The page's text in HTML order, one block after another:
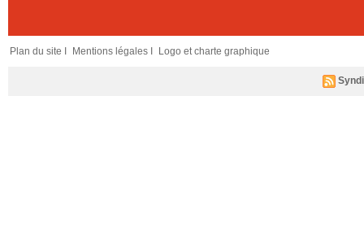
Plan du site I Mentions légales I Logo et charte graphique